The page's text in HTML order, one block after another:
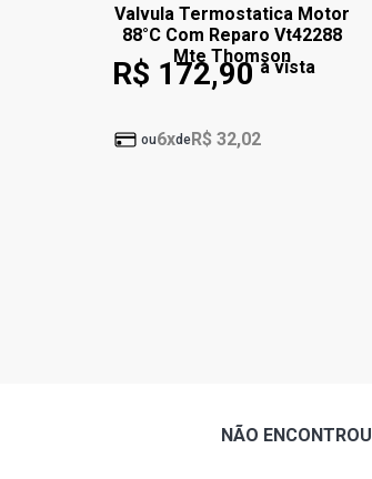
Valvula Termostatica Motor
88°C Com Reparo Vt42288
Mte Thomson
R$ 172,90 à vista
ou6xdeR$ 32,02
NÃO ENCONTROU